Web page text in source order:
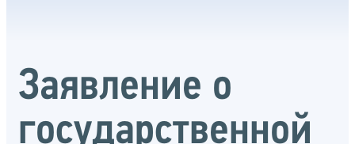
Заявление о
государственной